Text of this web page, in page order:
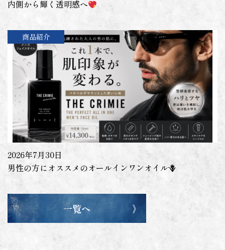
内側から輝く透明感へ
商品紹介
2026年7月30日
男性の方にオススメのオールインワンオイル🪻
一覧へ